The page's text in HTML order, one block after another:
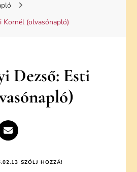
Kornél (olvasónapló)
Dezső: Esti
SZÓLJ HOZZÁ!